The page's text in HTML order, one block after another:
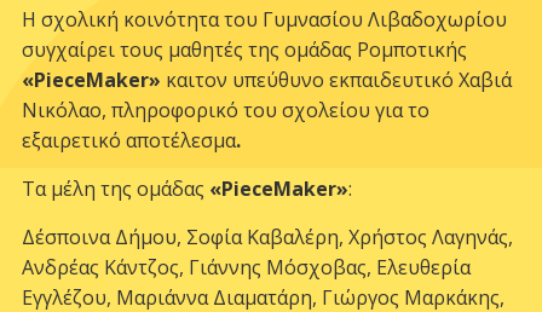
Η σχολική κοινότητα του Γυμνασίου Λιβαδοχωρίου
συγχαίρει τους μαθητές της ομάδας Ρομποτικής
«PieceMaker» καιτον υπεύθυνο εκπαιδευτικό Χαβιά
Νικόλαο, πληροφορικό του σχολείου για το
εξαιρετικό αποτέλεσμα.
Τα μέλη της ομάδας «PieceMaker»:
Δέσποινα Δήμου, Σοφία Καβαλέρη, Χρήστος Λαγηνάς,
Ανδρέας Κάντζος, Γιάννης Μόσχοβας, Ελευθερία
Εγγλέζου, Μαριάννα Διαματάρη, Γιώργος Μαρκάκης,